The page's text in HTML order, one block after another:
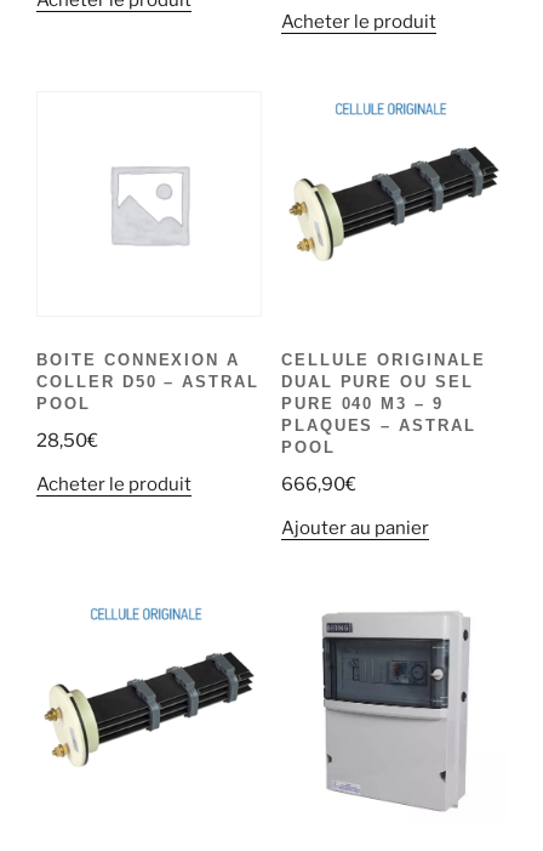
Acheter le produit
BOITE CONNEXION A
COLLER D50 – ASTRAL
POOL
28,50€
Acheter le produit
CELLULE ORIGINALE
DUAL PURE OU SEL
PURE 040 M3 – 9
PLAQUES – ASTRAL
POOL
666,90€
Ajouter au panier